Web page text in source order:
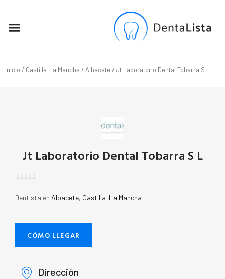
Inicio / Castilla-La Mancha / Albacete / Jt Laboratorio Dental Tobarra S L
Jt Laboratorio Dental Tobarra S L
    
Dentista en Albacete, Castilla-La Mancha
CÓMO LLEGAR
Dirección